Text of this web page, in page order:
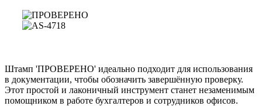
Штамп 'ПРОВЕРЕНО' идеально подходит для использования
в документации, чтобы обозначить завершённую проверку.
Этот простой и лаконичный инструмент станет незаменимым
помощником в работе бухгалтеров и сотрудников офисов.